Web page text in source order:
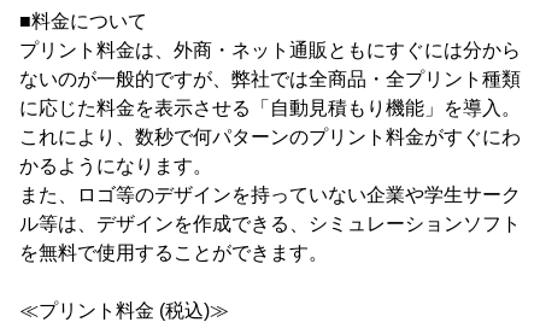
■料金について
プリント料金は、外商・ネット通販ともにすぐには分から
ないのが一般的ですが、弊社では全商品・全プリント種類
に応じた料金を表示させる「自動見積もり機能」を導入。
これにより、数秒で何パターンのプリント料金がすぐにわ
かるようになります。
また、ロゴ等のデザインを持っていない企業や学生サーク
ル等は、デザインを作成できる、シミュレーションソフト
を無料で使用することができます。
≪プリント料金 (税込)≫